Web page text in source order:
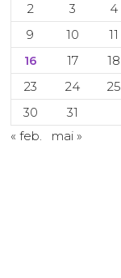
2
3 4
9
10 11
16
17 18
23
24 25
30
31
« feb.
mai »